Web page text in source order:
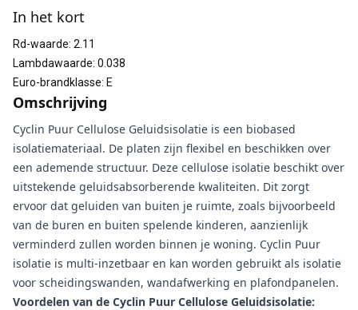
In het kort
Rd-waarde: 2.11
Lambdawaarde: 0.038
Euro-brandklasse: E
Omschrijving
Cyclin Puur Cellulose Geluidsisolatie is een biobased
isolatiemateriaal. De platen zijn flexibel en beschikken over
een ademende structuur. Deze cellulose isolatie beschikt over
uitstekende geluidsabsorberende kwaliteiten. Dit zorgt
ervoor dat geluiden van buiten je ruimte, zoals bijvoorbeeld
van de buren en buiten spelende kinderen, aanzienlijk
verminderd zullen worden binnen je woning. Cyclin Puur
isolatie is multi-inzetbaar en kan worden gebruikt als isolatie
voor scheidingswanden, wandafwerking en plafondpanelen.
Voordelen van de Cyclin Puur Cellulose Geluidsisolatie: